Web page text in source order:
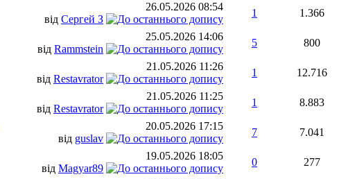
26.05.2026 08:54
від Сергей З
1
1.366
25.05.2026 14:06
від Rammstein
5
800
21.05.2026 11:26
від Restavrator
1
12.716
21.05.2026 11:25
від Restavrator
1
8.883
20.05.2026 17:15
від guslav
7
7.041
19.05.2026 18:05
від Magyar89
0
277